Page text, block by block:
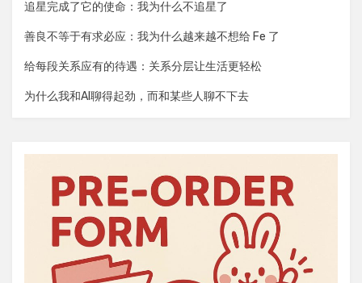
追星完成了它的使命：我为什么不追星了
善良不等于有求必应：我为什么越来越不想给 Fe 了
给每段关系应有的待遇：关系分层让生活更轻松
为什么我和AI聊得起劲，而和某些人聊不下去